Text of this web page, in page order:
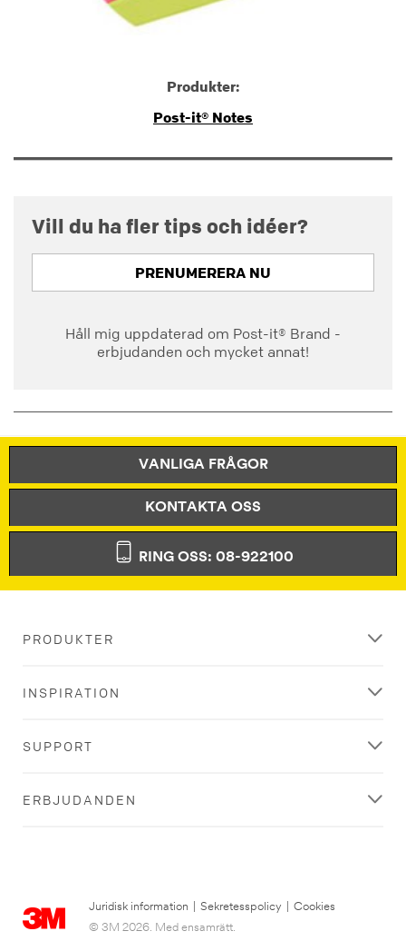
Produkter:
Post-it® Notes
Vill du ha fler tips och idéer?
PRENUMERERA NU
Håll mig uppdaterad om Post-it® Brand -
erbjudanden och mycket annat!
VANLIGA FRÅGOR
KONTAKTA OSS
RING OSS: 08-922100
PRODUKTER
INSPIRATION
SUPPORT
ERBJUDANDEN
Juridisk information Sekretesspolicy
Cookies
© 3M 2026. Med ensamrätt.